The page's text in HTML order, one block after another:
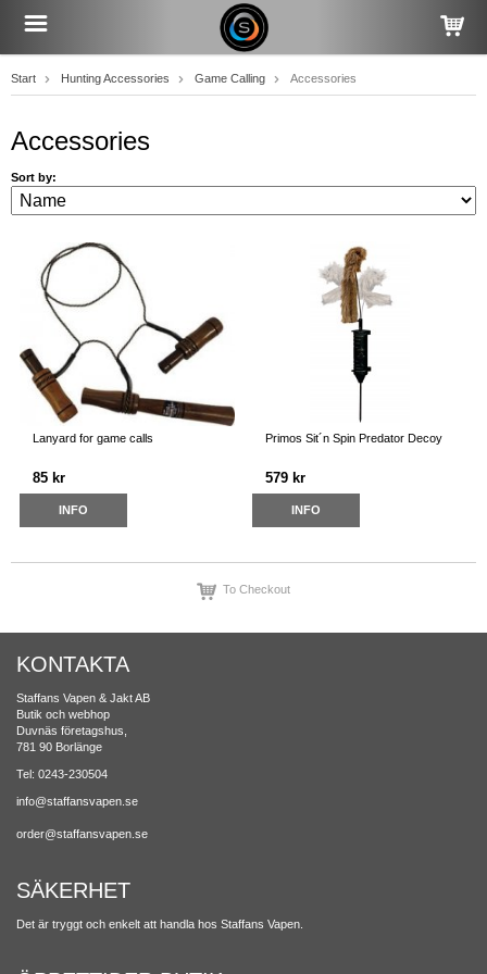
Start Hunting Accessories Game Calling Accessories
Accessories
Sort by:
Lanyard for game calls
85 kr
INFO
Primos Sit´n Spin Predator Decoy
579 kr
INFO
To Checkout
KONTAKTA
Staffans Vapen & Jakt AB
Butik och webhop
Duvnäs företagshus,
781 90 Borlänge
Tel: 0243-230504
info@staffansvapen.se
order@staffansvapen.se
SÄKERHET
Det är tryggt och enkelt att handla hos Staffans Vapen.